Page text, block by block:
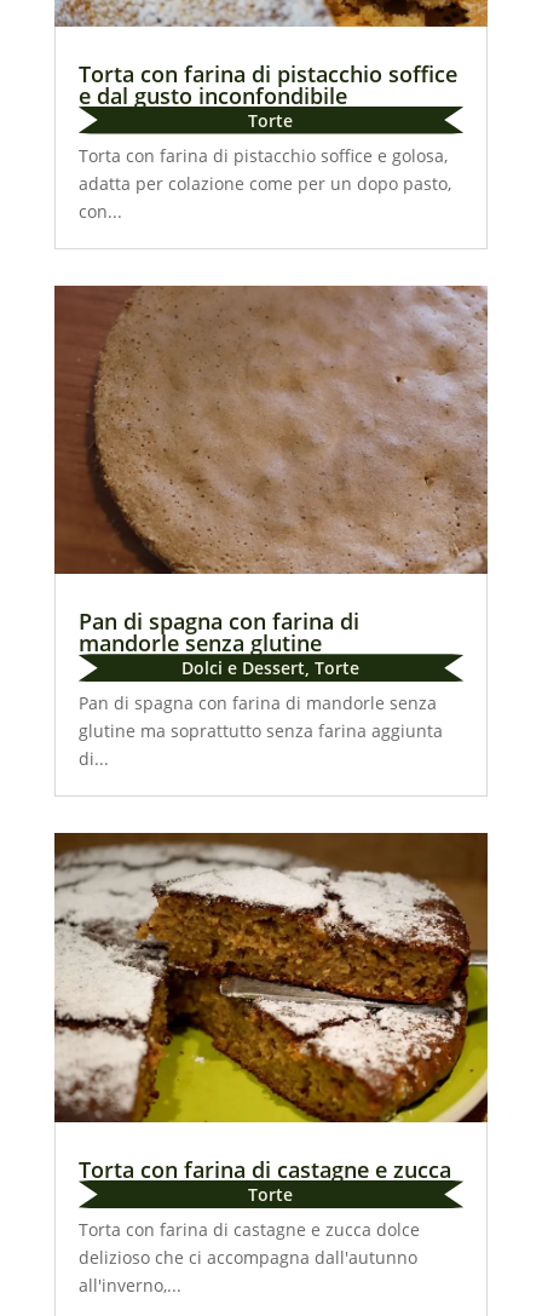
Torta con farina di pistacchio soffice
e dal gusto inconfondibile
Torte
Torta con farina di pistacchio soffice e golosa,
adatta per colazione come per un dopo pasto,
con...
Pan di spagna con farina di
mandorle senza glutine
Dolci e Dessert,Torte
Pan di spagna con farina di mandorle senza
glutine ma soprattutto senza farina aggiunta
di...
Torta con farina di castagne e zucca
Torte
Torta con farina di castagne e zucca dolce
delizioso che ci accompagna dall'autunno
all'inverno,...